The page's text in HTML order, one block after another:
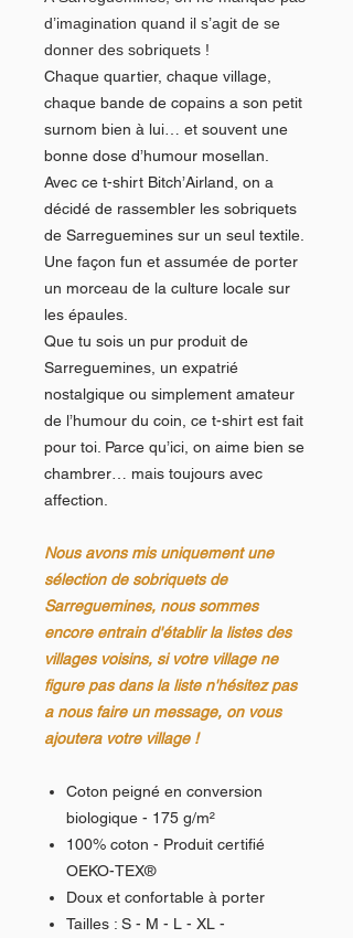
d’imagination quand il s’agit de se
donner des sobriquets !
Chaque quartier, chaque village,
chaque bande de copains a son petit
surnom bien à lui… et souvent une
bonne dose d’humour mosellan.
Avec ce t-shirt Bitch’Airland, on a
décidé de rassembler les sobriquets
de Sarreguemines sur un seul textile.
Une façon fun et assumée de porter
un morceau de la culture locale sur
les épaules.
Que tu sois un pur produit de
Sarreguemines, un expatrié
nostalgique ou simplement amateur
de l’humour du coin, ce t-shirt est fait
pour toi. Parce qu’ici, on aime bien se
chambrer… mais toujours avec
affection.
Nous avons mis uniquement une
sélection de sobriquets de
Sarreguemines, nous sommes
encore entrain d'établir la listes des
villages voisins, si votre village ne
figure pas dans la liste n'hésitez pas
a nous faire un message, on vous
ajoutera votre village !
Coton peigné en conversion
biologique - 175 g/m²
100% coton - Produit certifié
OEKO-TEX®
Doux et confortable à porter
Tailles : S - M - L - XL -